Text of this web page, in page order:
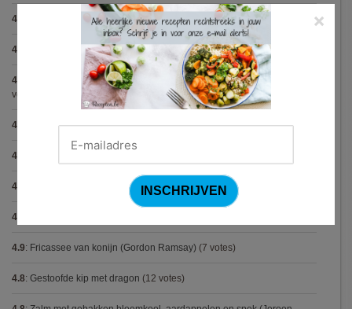
4.9 Pizza chicken BBQ(11 votes)
4.9 Steak chimichurri (Gordon Ramsay) (10 votes)
4.9 Aspergepuree met garnalen en zure room (Piet Huysentruyt)
votes)
4.9 Konijn op Italiaanse wijze(9 votes)
4.9
4.9 (8 votes)
4.9
4.9: Fricassee van konijn (Gordon Ramsay) (7 votes)
4.8: Gestoofde kip met dragon (12 votes)
×